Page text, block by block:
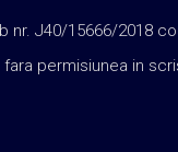
nr. J40/15666/2018
permisiunea in